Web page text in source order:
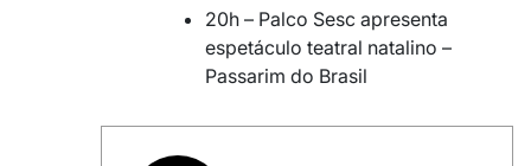
20h – Palco Sesc apresenta
espetáculo teatral natalino –
Passarim do Brasil